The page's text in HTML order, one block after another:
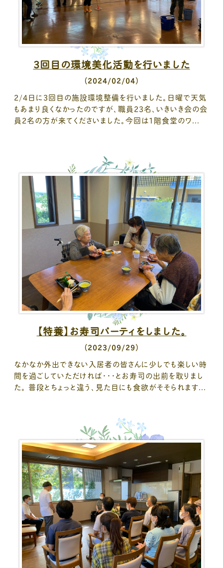
3回目の環境美化活動を行いました
（2024/02/04）
2/4日に3回目の施設環境整備を行いました。日曜で天気
もあまり良くなかったのですが、職員23名、いきいき会の会
員2名の方が来てくださいました。今回は1階食堂のワ...
【特養】お寿司パーティをしました。
（2023/09/29）
なかなか外出できない入居者の皆さんに少しでも楽しい時
間を過ごしていただければ・・・とお寿司の出前を取りまし
た。 普段とちょっと違う、見た目にも食欲がそそられます...